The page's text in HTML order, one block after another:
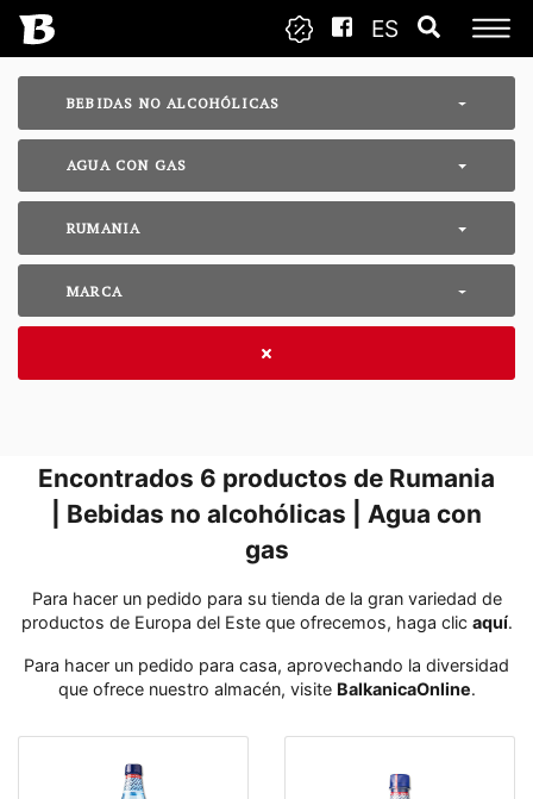
ES
BEBIDAS NO ALCOHÓLICAS
AGUA CON GAS
RUMANIA
MARCA
Encontrados 6 productos de Rumania
| Bebidas no alcohólicas | Agua con
gas
Para hacer un pedido para su tienda de la gran variedad de
productos de Europa del Este que ofrecemos, haga clic aquí․
Para hacer un pedido para casa, aprovechando la diversidad
que ofrece nuestro almacén, visite BalkanicaOnline․